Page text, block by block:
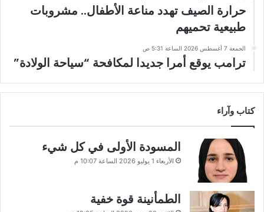
حرارة الصيف تهدد مناعة الأطفال.. مشروبات
طبيعية تحميهم
الجمعة 7 أغسطس 2026 الساعة 5:31 ص
ترامب يوقع أمرا جديدا لمكافحة “سياحة الولادة”
كتاب وآراء
المسودة الأولى في كل شيء
الأربعاء 1 يوليو 2026 الساعة 10:07 م
الطمأنينة قوة خفية